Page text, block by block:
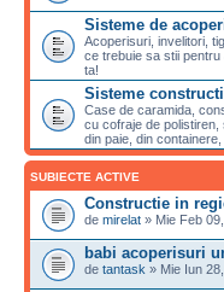
Sisteme de
Acoperisuri, invelitori,
ce trebuie sa stii
ta!
Sisteme
Case de caramida,
cu cofraje de
din paie, din
SUBIECTE ACTIVE
Constructie in
de mirelat » Mie Feb
babi acoperisuri
de tantask » Mie Iun